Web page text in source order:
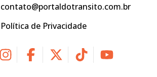
contato@portaldotransito.com.br
Política de Privacidade